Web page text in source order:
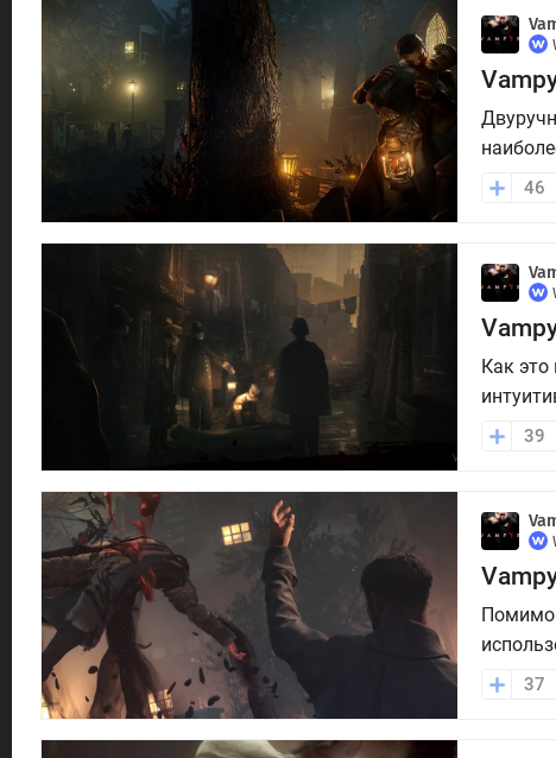
в
46
Как это
как39
Помимо
игре37